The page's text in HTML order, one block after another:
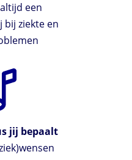
een
bij ziekte en
jij bepaalt